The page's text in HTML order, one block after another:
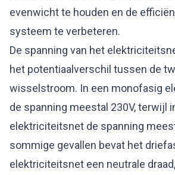
evenwicht te houden en de
systeem te verbeteren.
De spanning van het
het potentiaalverschil tussen de
wisselstroom. In een monofasig
de spanning meestal 230V, terwijl
elektriciteitsnet de spanning
sommige gevallen bevat het
elektriciteitsnet een neutrale